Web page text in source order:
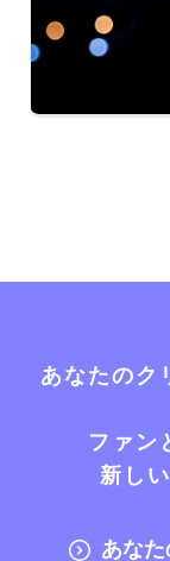
あなたのク
ファン
新し
あな